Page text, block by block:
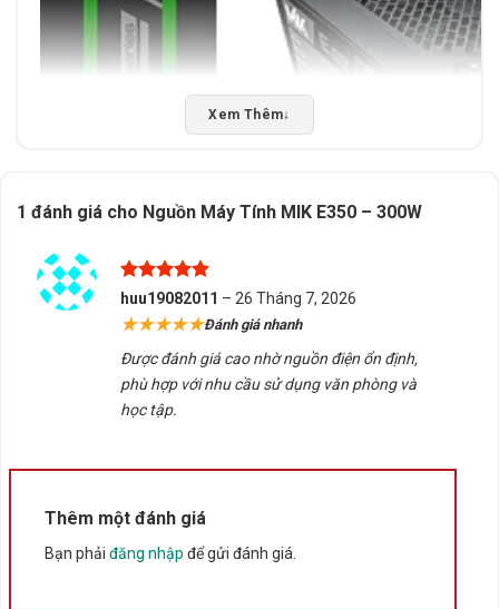
THÔNG SỐ
CHI
Tên sản phẩm
Chuẩn nguồn
Xem Thêm↓
1 đánh giá cho Nguồn Máy Tính MIK E350 – 300W
Được xếp
hạng5
5
sao
huu19082011 – 26 Tháng 7, 2026
★★★★★Đánh giá nhanh
Được đánh giá cao nhờ nguồn điện ổn định,
phù hợp với nhu cầu sử dụng văn phòng và
học tập.
Thêm một đánh giá
Bạn phải đăng nhập để gửi đánh giá.